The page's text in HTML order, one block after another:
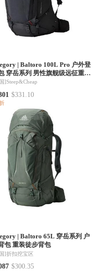
|Baltoro 100L Pro 户外登
远征重装
]Steep&Cheap
$331.10
|Baltoro 65L 穿岳系列 户
外背包 重装徒步背包
]折扣挖宝区
$300.35